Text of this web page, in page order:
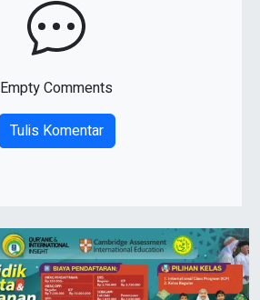
Empty Comments
Tulis Komentar